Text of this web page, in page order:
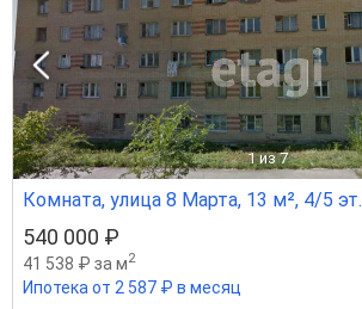
1 из 7
Комната, улица 8 Марта, 13 м², 4/5 эт.
540 000 ₽
41 538 ₽ за м2
Ипотека от 2 587 ₽ в месяц